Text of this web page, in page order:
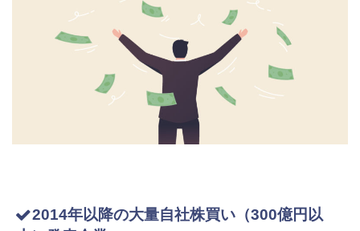
2014年以降の大量自社株買い（300億円以